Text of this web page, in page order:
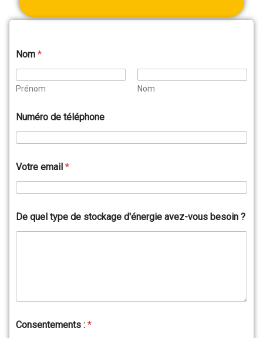
Nom *
Prénom Nom
Numéro de téléphone
Votre email *
De quel type de stockage d'énergie avez-vous besoin ?
Consentements : *